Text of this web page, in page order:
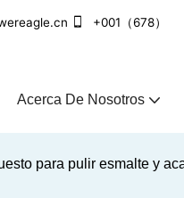
+001（678）
Acerca De Nosotros
para pulir esmalte y